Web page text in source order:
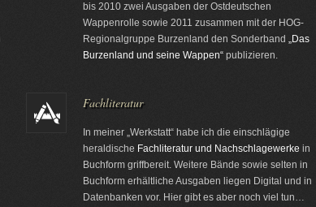
bis 2010 zwei Ausgaben der Ostdeutschen
Wappenrolle sowie 2011 zusammen mit der HOG-
Regionalgruppe Burzenland den Sonderband„Das
Burzenland und seine Wappen“ publizieren.
Fachliteratur
In meiner „Werkstatt“ habe ich die einschlägige
heraldische Fachliteratur und Nachschlagewerke in
Buchform griffbereit. Weitere Bände sowie selten in
Buchform erhältliche Ausgaben liegen Digital und in
Datenbanken vor. Hier gibt es aber noch viel tun…